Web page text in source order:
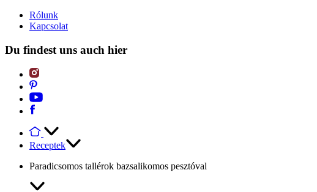
Rólunk
Kapcsolat
Du findest uns auch hier
Receptek
Paradicsomos tallérok bazsalikomos pesztóval